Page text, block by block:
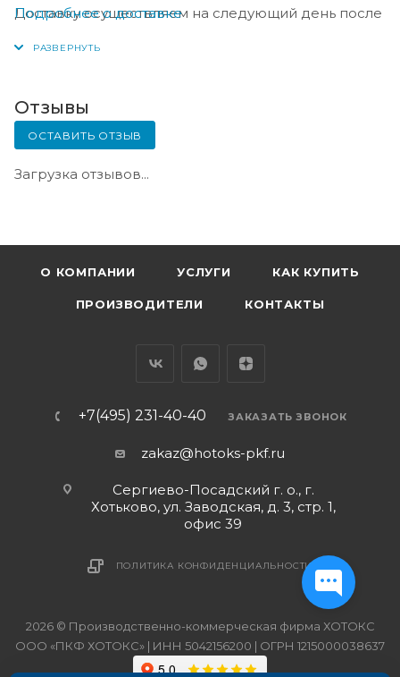
Доставку осуществляем на следующий день после
Подробнее о доставке
Отзывы
ОСТАВИТЬ ОТЗЫВ
Загрузка отзывов...
О КОМПАНИИ УСЛУГИ КАК КУПИТЬ
ПРОИЗВОДИТЕЛИ КОНТАКТЫ
+7(495) 231-40-40 ЗАКАЗАТЬ ЗВОНОК
zakaz@hotoks-pkf.ru
Сергиево-Посадский г. о., г.
Хотьково, ул. Заводская, д. 3, стр. 1,
офис 39
ПОЛИТИКА КОНФИДЕНЦИАЛЬНОСТИ
2026 © Производственно-коммерческая фирма ХОТОКС
ООО «ПКФ ХОТОКС» | ИНН 5042156200 | ОГРН 1215000038637